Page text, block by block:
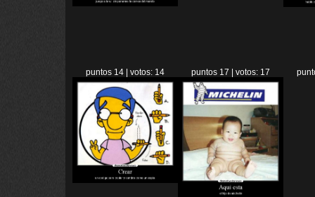
puntos 14 | votos: 14 puntos 17 | votos: 17